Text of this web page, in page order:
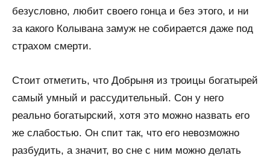
безусловно, любит своего гонца и без этого, и ни
за какого Колывана замуж не собирается даже под
страхом смерти.
Стоит отметить, что Добрыня из троицы богатырей
самый умный и рассудительный. Сон у него
реально богатырский, хотя это можно назвать его
же слабостью. Он спит так, что его невозможно
разбудить, а значит, во сне с ним можно делать